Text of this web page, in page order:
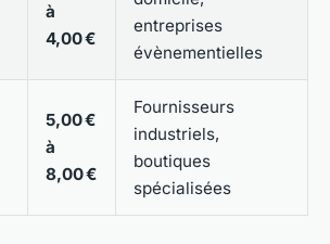
à
4,00 €
entreprises
évènementielles
5,00 €
à
8,00 €
Fournisseurs
industriels,
boutiques
spécialisées